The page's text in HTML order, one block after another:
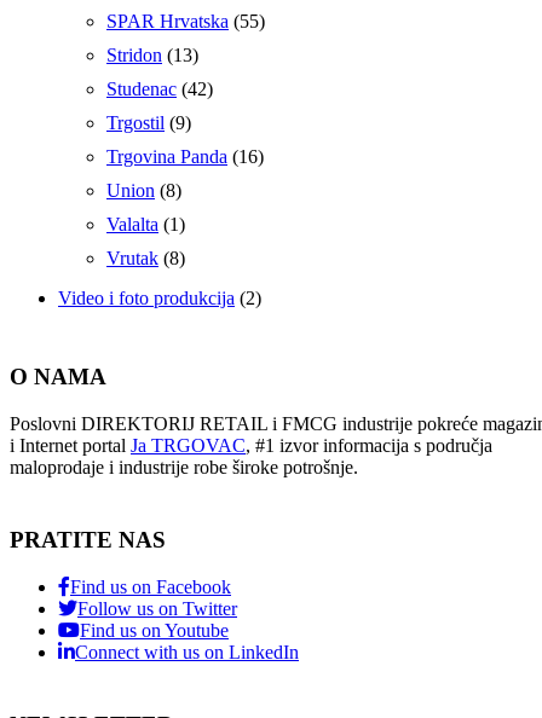
SPAR Hrvatska (55)
Stridon (13)
Studenac (42)
Trgostil (9)
Trgovina Panda (16)
Union (8)
Valalta (1)
Vrutak (8)
Video i foto produkcija (2)
O NAMA
Poslovni DIREKTORIJ RETAIL i FMCG industrije pokreće
i Internet portal Ja TRGOVAC, #1 izvor informacija s područja
maloprodaje i industrije robe široke potrošnje.
PRATITE NAS
Find us on Facebook
Follow us on Twitter
Find us on Youtube
Connect with us on LinkedIn